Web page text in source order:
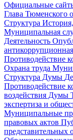
Официальные
Глава Тюменского
Структура
Муниципальная
Деятельность
Противодействие
Охрана труда
Структура Думы
Противодействие
воздействия
экспертиза и
Муниципальные
правовых актов
представительных